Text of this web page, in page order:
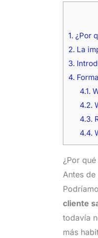
1. ¿Por
2. La
3.
4.
4.1.
4.2.
4.3.
4.4.
¿Por
Antes
cliente
todavía
más